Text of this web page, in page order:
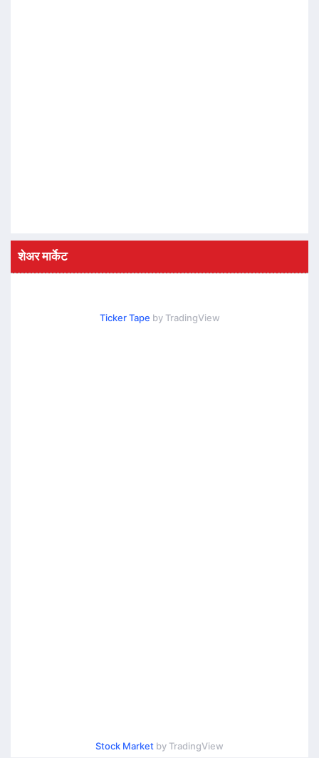
शेअर मार्केट
Ticker Tape by TradingView
Stock Market by TradingView